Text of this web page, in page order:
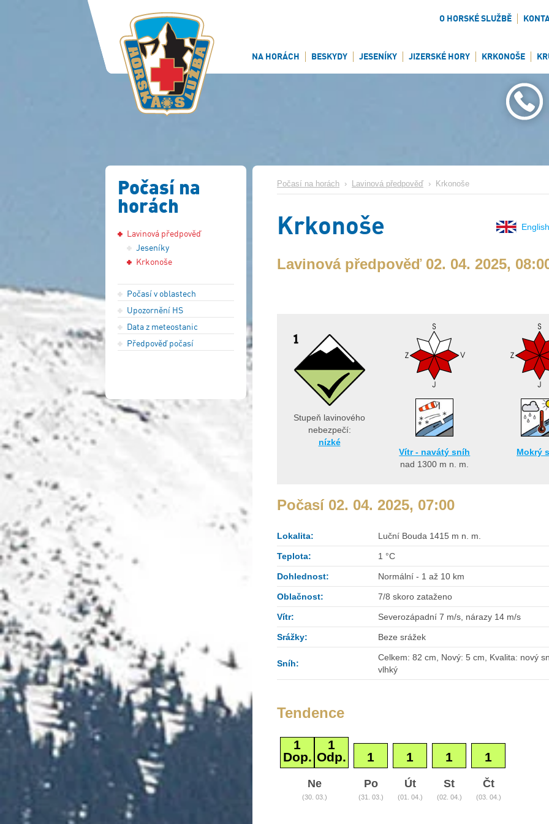
O HORSKÉ SLUŽBĚ
NA HORÁCH BESKYDY JESENÍKY JIZERSKÉ HORY KRKONOŠE
Počasí na
horách
Lavinová předpověď
Jeseníky
Krkonoše
Počasí v oblastech
Upozornění HS
Data z meteostanic
Předpověď počasí
Počasí na horách › Lavinová předpověď › Krkonoše
Krkonoše
Lavinová předpověď 02. 04. 2025,
Stupeň lavinového
nebezpečí:
nízké
Vítr - navátý sníh
nad 1300 m n. m.
Mokrý
Počasí 02. 04. 2025, 07:00
Lokalita: Luční Bouda 1415 m n. m.
Teplota: 1 °C
Dohlednost: Normální - 1 až 10 km
Oblačnost: 7/8 skoro zataženo
Vítr: Severozápadní 7 m/s, nárazy 14 m/s
Srážky: Beze srážek
Sníh:
Celkem: 82 cm, Nový: 5 cm, Kvalita: nový
vlhký
Tendence
1
Dop.
1
Odp.
1 1 1 1
Ne
(30. 03.)
Po
(31. 03.)
Út
(01. 04.)
St
(02. 04.)
Čt
(03. 04.)